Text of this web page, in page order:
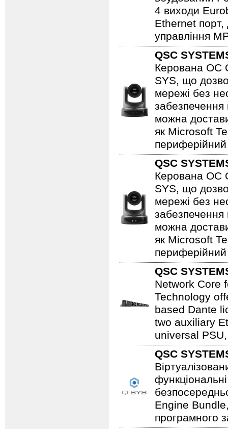
4 виходи
Ethernet порт,
управління
QSC
Керована ОС
SYS, що
мережі без
забезпечення
можна
як Microsoft
QSC
Керована ОС
SYS, що
мережі без
забезпечення
можна
як Microsoft
QSC
Network Core
Technology
based Dante
two auxiliary
universal
QSC
Engine
програмного